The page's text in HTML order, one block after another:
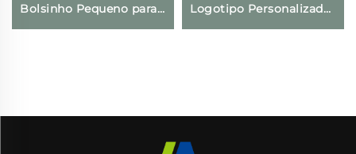
Bolsinho Pequeno para
Presentes com
Atividades ao Ar Livre
Logotipo Personalizado,
Térmica, Dobrável, para